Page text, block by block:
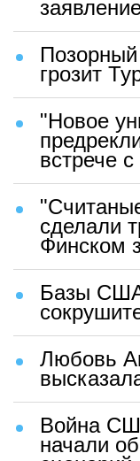
грозит
"Новое
встрече
сделали
Финском
Базы
Любовь
Война
начали